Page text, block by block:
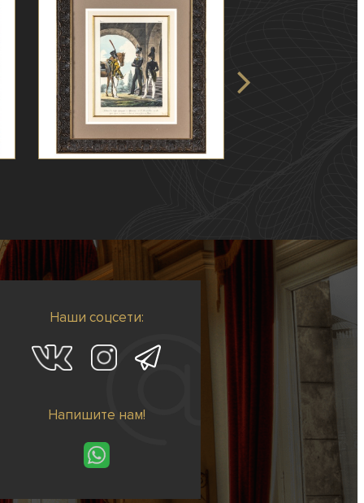
Наши соцсети:
Напишите нам!